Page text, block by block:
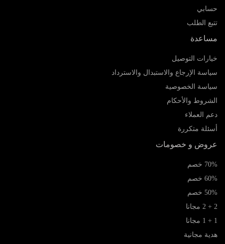
حسابي
تتبع الطلب
مساعدة
خيارات التوصيل
سياسة الإرجاع والاستبدال والاسترداد
سياسة الخصوصية
الشروط والأحكام
دعم العملاء
أسئلة متكررة
عروض و خصومات
70% خصم
60% خصم
50% خصم
2 + 2 مجانا
1 + 1 مجانا
هدية مجانية